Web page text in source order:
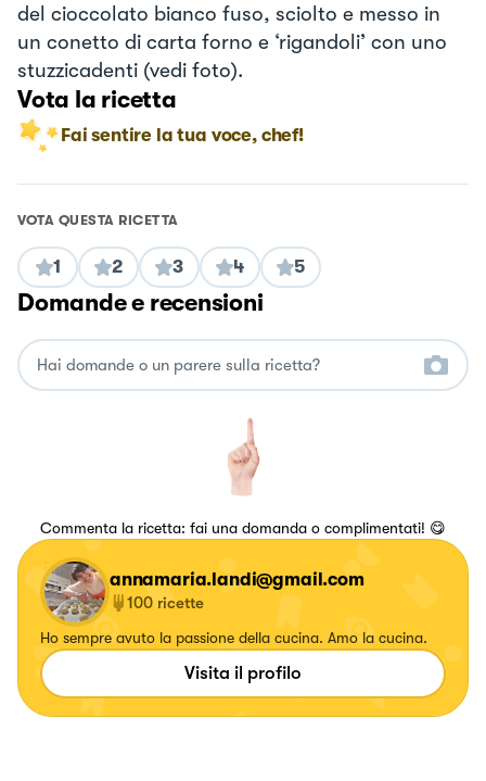
del cioccolato bianco fuso, sciolto e messo in
un conetto di carta forno e ‘rigandoli’ con uno
stuzzicadenti (vedi foto).
Vota la ricetta
Fai sentire la tua voce, chef!
VOTA QUESTA RICETTA
1 2 3 4 5
Domande e recensioni
Commenta la ricetta: fai una domanda o complimentati! 😋
annamaria.landi@gmail.com
100 ricette
Ho sempre avuto la passione della cucina. Amo la cucina.
Visita il profilo